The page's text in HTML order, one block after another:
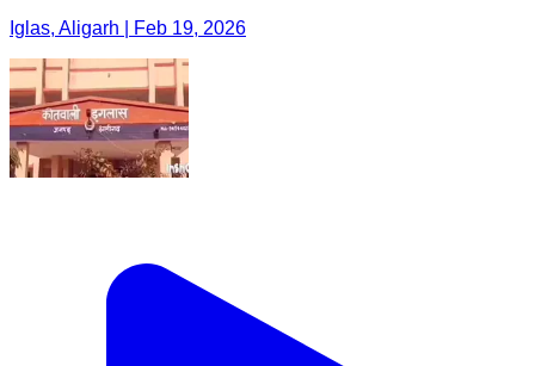
Iglas, Aligarh | Feb 19, 2026